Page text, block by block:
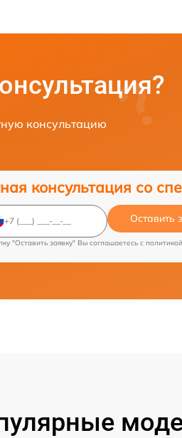
консультацию
консультация со
Оставить
"Оставить заявку" Вы соглашаетесь c